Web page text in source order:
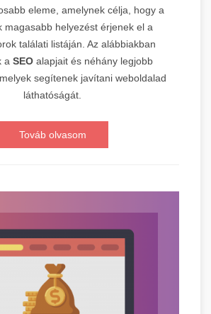
eleme, amelynek célja, hogy a
magasabb helyezést érjenek el a
találati listáján. Az alábbiakban
a SEO alapjait és néhány legjobb
segítenek javítani weboldalad
láthatóságát.
Továb olvasom